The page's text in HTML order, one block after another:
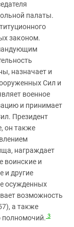
палаты.
законом.
назначает и
Сил и
военное
и принимает
Президент
он также
награждает
воинские и
и другие
осужденных
возможность
а также
полномочий. 3